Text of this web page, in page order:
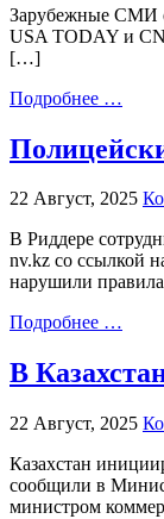
Зарубежные СМИ
USA TODAY и
[…]
Подробнее …
22 Август, 2025
В Риддере
nv.kz со ссылкой
нарушили
Подробнее …
В
22 Август, 2025
Казахстан
сообщили в
министром